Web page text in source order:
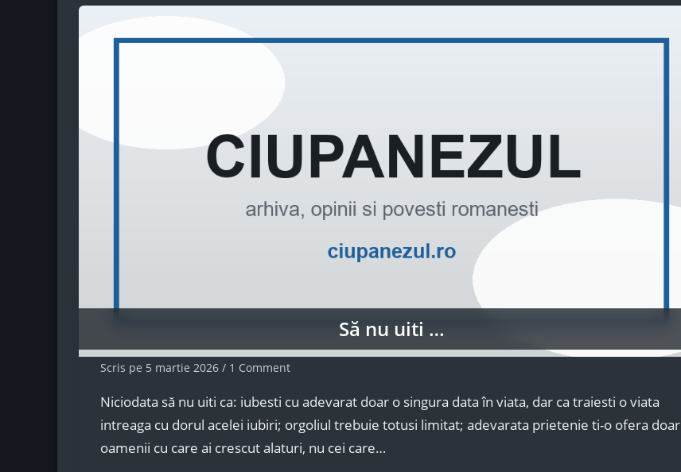
Să nu uiti …
Scris pe 5 martie 2026 / 1 Comment
Niciodata să nu uiti ca: iubesti cu adevarat doar o singura data în viata, dar ca traiesti o viata
intreaga cu dorul acelei iubiri; orgoliul trebuie totusi limitat; adevarata prietenie ti-o ofera doar
oamenii cu care ai crescut alaturi, nu cei care…